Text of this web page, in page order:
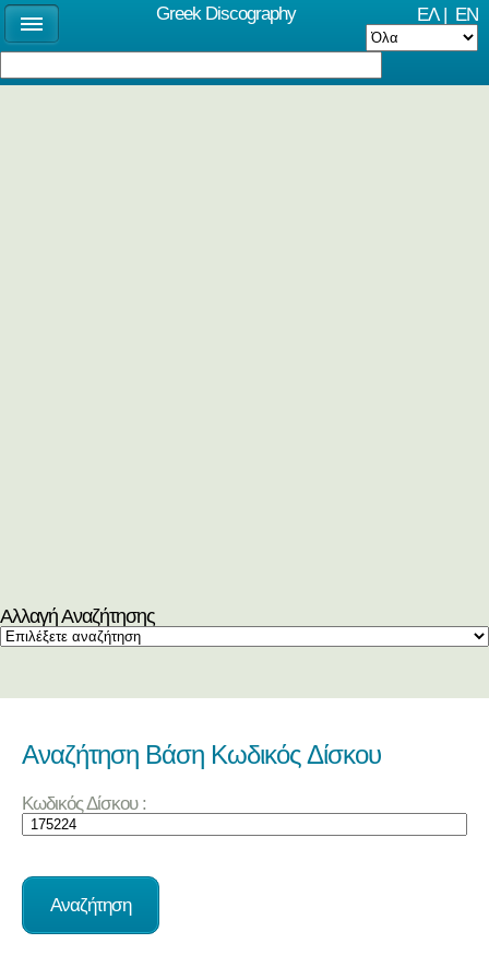
ΕΛ| EN
Αλλαγή Αναζήτησης
Αναζήτηση Βάση Κωδικός Δίσκου
Κωδικός Δίσκου :
Greek Discography